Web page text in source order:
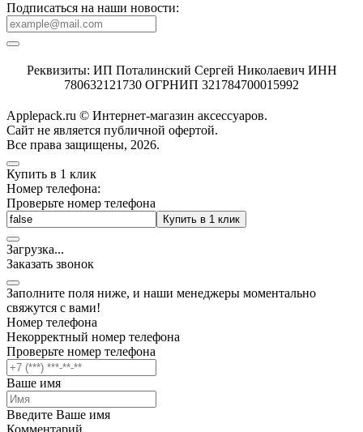
Подписаться на наши новости:
Реквизиты: ИП Поталинский Сергей Николаевич ИНН
780632121730 ОГРНИП 321784700015992
Applepack.ru © Интернет-магазин аксессуаров.
Cайт не является публичной офертой.
Все права защищены, 2026.
Купить в 1 клик
Номер телефона:
Проверьте номер телефона
Купить в 1 клик
Загрузка...
Заказать звонок
Заполните поля ниже, и наши менеджеры моментально
свяжутся с вами!
Номер телефона
Некорректный номер телефона
Проверьте номер телефона
Ваше имя
Введите Ваше имя